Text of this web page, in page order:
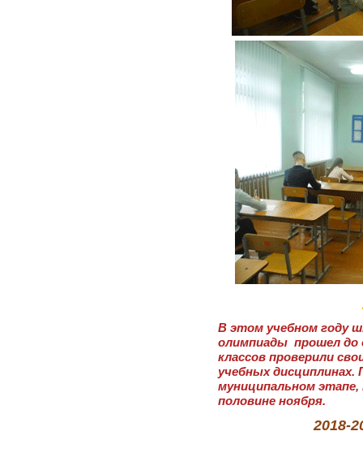
В этом учебном году
олимпиады прошел до
классов проверили
учебных
муниципальном
половине ноября.
2018-